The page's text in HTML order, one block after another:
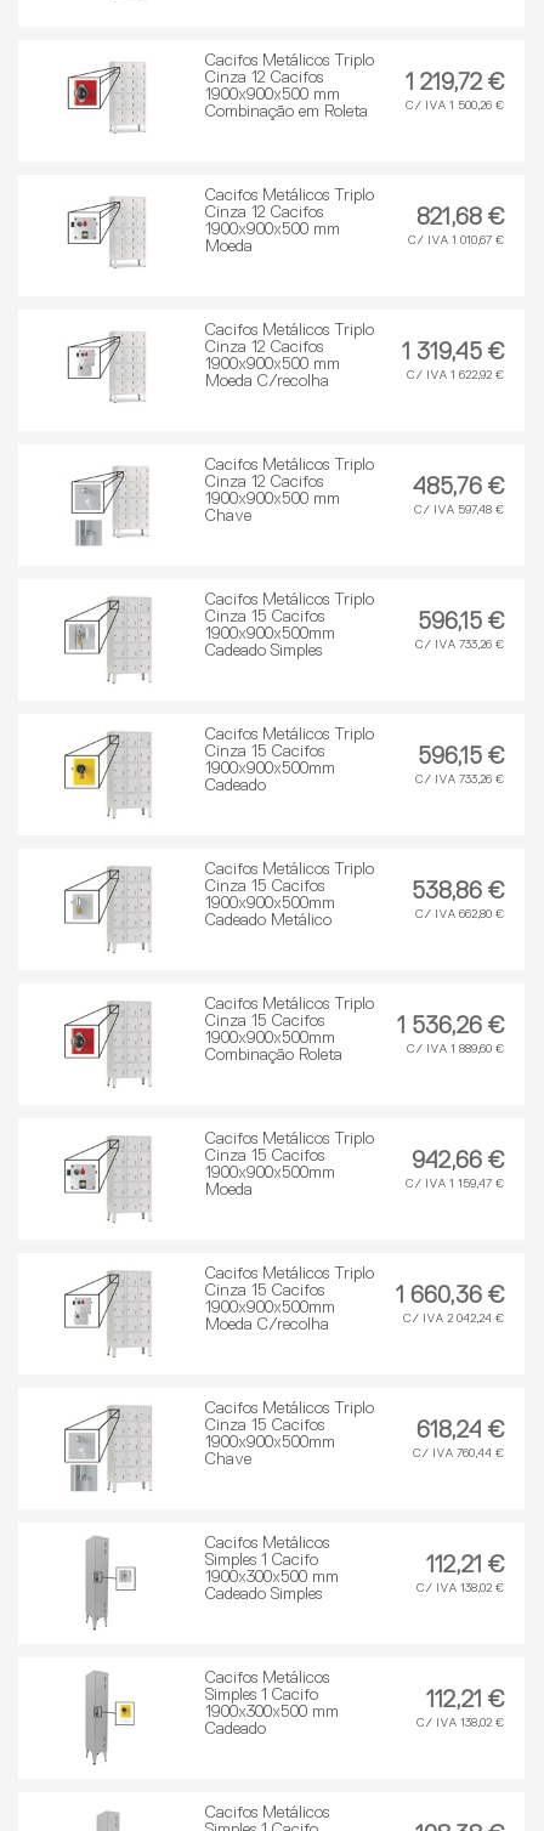
Cacifos Metálicos Triplo
Cinza 12 Cacifos
1900x900x500 mm
Combinação em Roleta
1 219,72 €
C/ IVA 1 500,26 €
Cacifos Metálicos Triplo
Cinza 12 Cacifos
1900x900x500 mm
Moeda
821,68 €
C/ IVA 1 010,67 €
Cacifos Metálicos Triplo
Cinza 12 Cacifos
1900x900x500 mm
Moeda C/recolha
1 319,45 €
C/ IVA 1 622,92 €
Cacifos Metálicos Triplo
Cinza 12 Cacifos
1900x900x500 mm
Chave
485,76 €
C/ IVA 597,48 €
Cacifos Metálicos Triplo
Cinza 15 Cacifos
1900x900x500mm
Cadeado Simples
596,15 €
C/ IVA 733,26 €
Cacifos Metálicos Triplo
Cinza 15 Cacifos
1900x900x500mm
Cadeado
596,15 €
C/ IVA 733,26 €
Cacifos Metálicos Triplo
Cinza 15 Cacifos
1900x900x500mm
Cadeado Metálico
538,86 €
C/ IVA 662,80 €
Cacifos Metálicos Triplo
Cinza 15 Cacifos
1900x900x500mm
Combinação Roleta
1 536,26 €
C/ IVA 1 889,60 €
Cacifos Metálicos Triplo
Cinza 15 Cacifos
1900x900x500mm
Moeda
942,66 €
C/ IVA 1 159,47 €
Cacifos Metálicos Triplo
Cinza 15 Cacifos
1900x900x500mm
Moeda C/recolha
1 660,36 €
C/ IVA 2 042,24 €
Cacifos Metálicos Triplo
Cinza 15 Cacifos
1900x900x500mm
Chave
618,24 €
C/ IVA 760,44 €
Cacifos Metálicos
Simples 1 Cacifo
1900x300x500 mm
Cadeado Simples
112,21 €
C/ IVA 138,02 €
Cacifos Metálicos
Simples 1 Cacifo
1900x300x500 mm
Cadeado
112,21 €
C/ IVA 138,02 €
Cacifos Metálicos